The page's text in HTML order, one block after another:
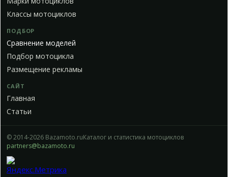
Классы мотоциклов
ПОДБОР
Сравнение моделей
Подбор мотоцикла
Размещение рекламы
САЙТ
Главная
Статьи
© 2014-2026 Bazamoto.ruКаталог и статистика мотоциклов
partners@bazamoto.ru